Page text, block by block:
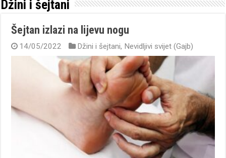
Džini i šejtani
Šejtan izlazi na lijevu nogu
14/05/2022 Džini i šejtani, Nevidljivi svijet (Gajb)